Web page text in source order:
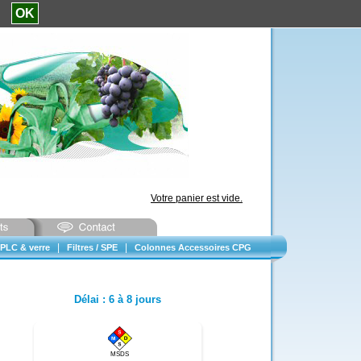
Votre panier est vide.
& verre Filtres / SPE Colonnes Accessoires CPG
Délai : 6 à 8 jours
MSDS
OK